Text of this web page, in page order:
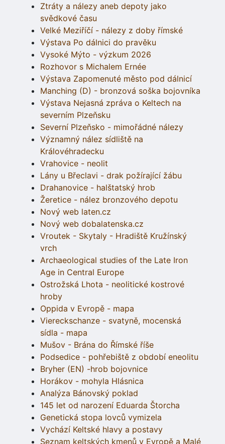
Ztráty a nálezy aneb depoty jako
svědkové času
Velké Meziříčí - nálezy z doby římské
Výstava Po dálnici do pravěku
Vysoké Mýto - výzkum 2026
Rozhovor s Michalem Ernée
Výstava Zapomenuté město pod dálnicí
Manching (D) - bronzová soška bojovníka
Výstava Nejasná zpráva o Keltech na
severním Plzeňsku
Severní Plzeňsko - mimořádné nálezy
Významný nález sídliště na
Královéhradecku
Vrahovice - neolit
Lány u Břeclavi - drak požírající žábu
Drahanovice - halštatský hrob
Žeretice - nález bronzového depotu
Nový web laten.cz
Nový web dobalatenska.cz
Vroutek - Skytaly - Hradiště Kružínský
vrch
Archaeological studies of the Late Iron
Age in Central Europe
Ostrožská Lhota - neolitické kostrové
hroby
Oppida v Evropě - mapa
Viereckschanze - svatyně, mocenská
sídla - mapa
Mušov - Brána do Římské říše
Podsedice - pohřebiště z období eneolitu
Bryher (EN) -hrob bojovnice
Horákov - mohyla Hlásnica
Analýza Bánovský poklad
145 let od narození Eduarda Štorcha
Genetická stopa lovců vymizela
Vychází Keltské hlavy a postavy
Seznam keltských kmenů v Evropě a Malé